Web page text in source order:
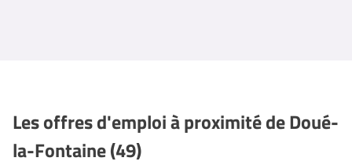
Les offres d'emploi à proximité de Doué-
la-Fontaine (49)